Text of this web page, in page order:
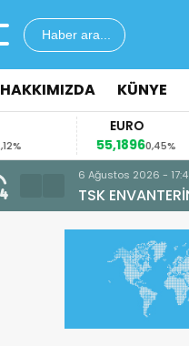
Haber ara...
HAKKIMIZDA KÜNYE
EURO
55,18960,45%